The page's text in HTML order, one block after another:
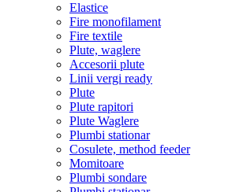
Elastice
Fire monofilament
Fire textile
Plute, waglere
Accesorii plute
Linii vergi ready
Plute
Plute rapitori
Plute Waglere
Plumbi stationar
Cosulete, method feeder
Momitoare
Plumbi sondare